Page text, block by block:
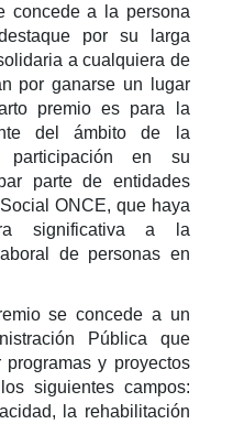
concede a la persona
por su larga
a cualquiera de
por ganarse un lugar
premio es para la
del ámbito de la
participación en su
parte de entidades
ONCE, que haya
significativa a la
de personas en
se concede a un
Pública que
y proyectos
siguientes campos:
la rehabilitación